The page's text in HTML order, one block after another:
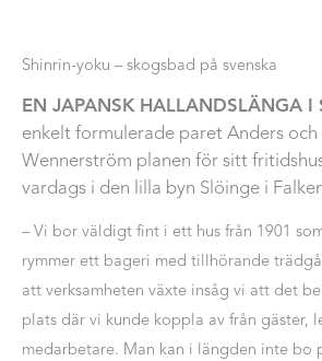
Shinrin-yoku – skogsbad på svenska
EN JAPANSK HALLANDSLÄNGA I
enkelt formulerade paret Anders och
Wennerström planen för sitt
vardags i den lilla byn Slöinge i
– Vi bor väldigt fint i ett hus från 1901
rymmer ett bageri med tillhörande
att verksamheten växte insåg vi att det
plats där vi kunde koppla av från gäster,
medarbetare. Man kan i längden inte bo